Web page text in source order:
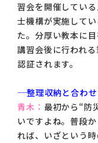
習会を開催してい
士機構が実施して
た。分厚い教本に
講習会後に行われ
認証されます。
―― 整理収納と合わ
青木： 最初から“防
いですよね。普段
れば、いざという